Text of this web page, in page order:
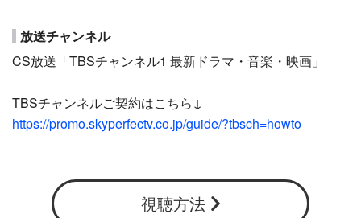
放送チャンネル
CS放送「TBSチャンネル1 最新ドラマ・音楽・映画」
TBSチャンネルご契約はこちら↓
https://promo.skyperfectv.co.jp/guide/?tbsch=howto
視聴方法